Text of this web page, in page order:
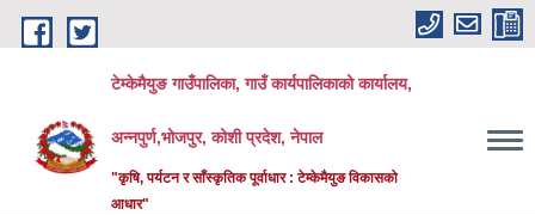
Skip to main content
टेम्केमैयुङ गाउँपालिका, गाउँ कार्यपालिकाको कार्यालय,
अन्नपुर्ण,भोजपुर, कोशी प्रदेश, नेपाल
"कृषि, पर्यटन र साँस्कृतिक पूर्वाधार : टेम्केमैयुङ विकासको
आधार"